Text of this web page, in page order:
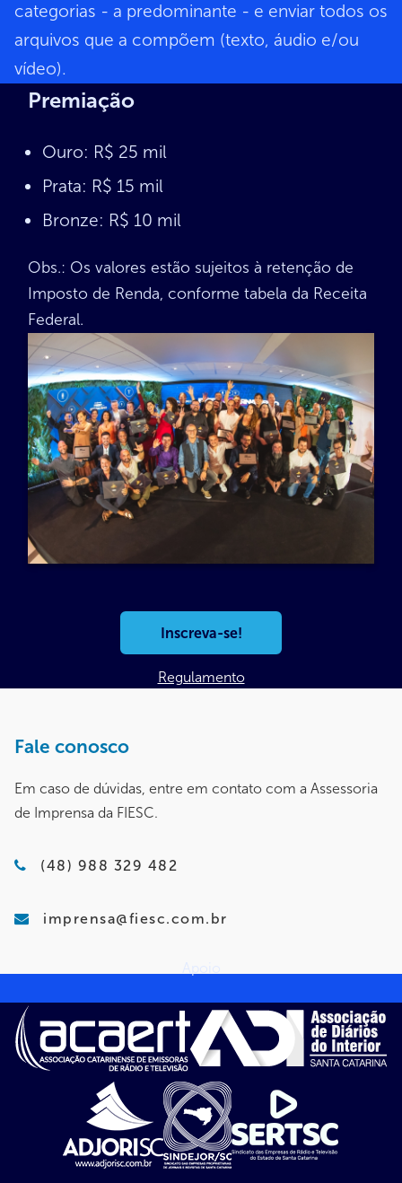
categorias - a predominante - e enviar todos os
arquivos que a compõem (texto, áudio e/ou
vídeo).
Premiação
Ouro: R$ 25 mil
Prata: R$ 15 mil
Bronze: R$ 10 mil
Obs.: Os valores estão sujeitos à retenção de
Imposto de Renda, conforme tabela da Receita
Federal.
Inscreva-se!
Regulamento
Fale conosco
Em caso de dúvidas, entre em contato com a Assessoria
de Imprensa da FIESC.
(48) 988 329 482
imprensa@fiesc.com.br